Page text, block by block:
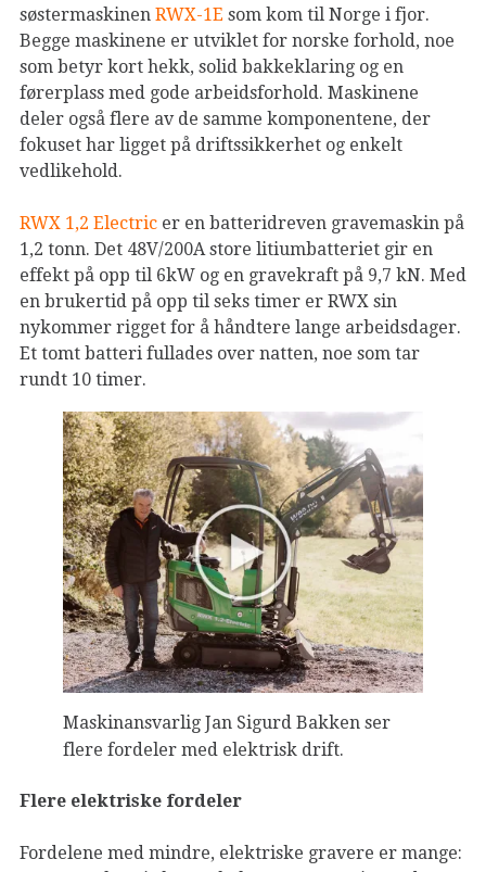
søstermaskinen RWX-1E som kom til Norge i fjor.
Begge maskinene er utviklet for norske forhold, noe
som betyr kort hekk, solid bakkeklaring og en
førerplass med gode arbeidsforhold. Maskinene
deler også flere av de samme komponentene, der
fokuset har ligget på driftssikkerhet og enkelt
vedlikehold.
RWX 1,2 Electric er en batteridreven gravemaskin på
1,2 tonn. Det 48V/200A store litiumbatteriet gir en
effekt på opp til 6kW og en gravekraft på 9,7 kN. Med
en brukertid på opp til seks timer er RWX sin
nykommer rigget for å håndtere lange arbeidsdager.
Et tomt batteri fullades over natten, noe som tar
rundt 10 timer.
Maskinansvarlig Jan Sigurd Bakken ser
flere fordeler med elektrisk drift.
Flere elektriske fordeler
Fordelene med mindre, elektriske gravere er mange: